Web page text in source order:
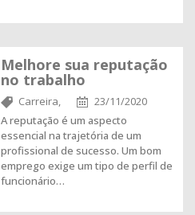
Melhore sua reputação
no trabalho
Carreira,
23/11/2020
A reputação é um aspecto
essencial na trajetória de um
profissional de sucesso. Um bom
emprego exige um tipo de perfil de
funcionário…